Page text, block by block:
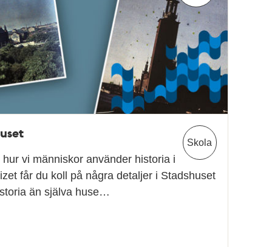
Skola
vi människor använder historia i
får du koll på några detaljer i Stadshuset
än själva huse…